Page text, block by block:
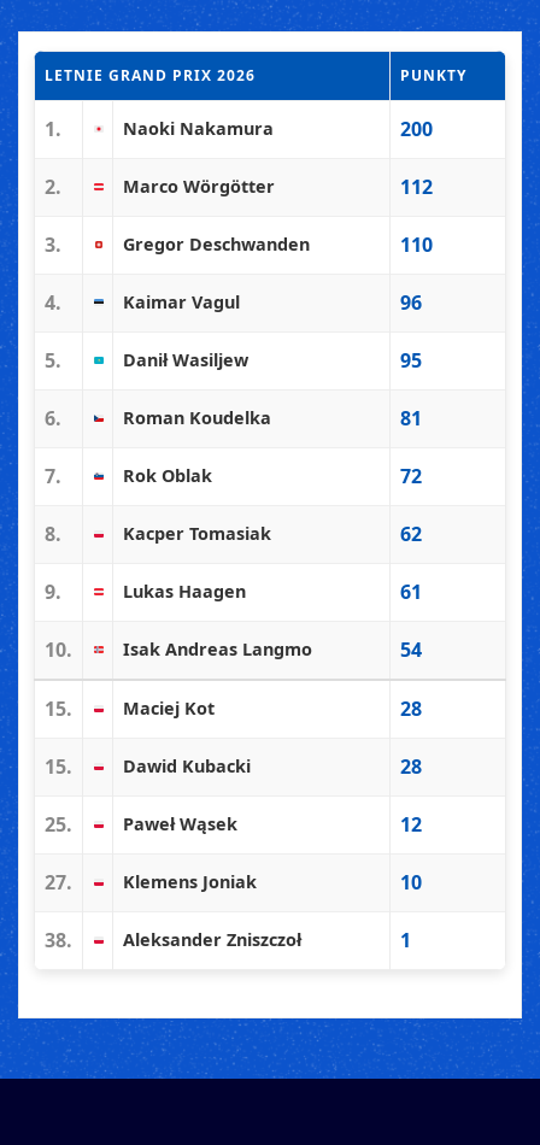
LETNIE GRAND PRIX 2026 PUNKTY
1. Naoki Nakamura 200
2. Marco Wörgötter 112
3. Gregor Deschwanden 110
4. Kaimar Vagul 96
5. Danił Wasiljew 95
6. Roman Koudelka 81
7. Rok Oblak 72
8. Kacper Tomasiak 62
9. Lukas Haagen 61
10. Isak Andreas Langmo 54
15. Maciej Kot 28
15. Dawid Kubacki 28
25. Paweł Wąsek 12
27. Klemens Joniak 10
38. Aleksander Zniszczoł 1